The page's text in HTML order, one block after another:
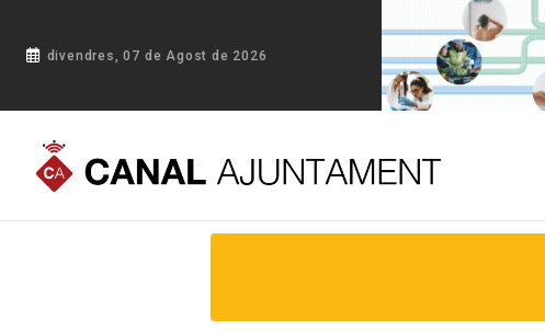
divendres, 07 de Agost de 2026
Portada Blog Obertes les votacions del pubillatge de Vidreres